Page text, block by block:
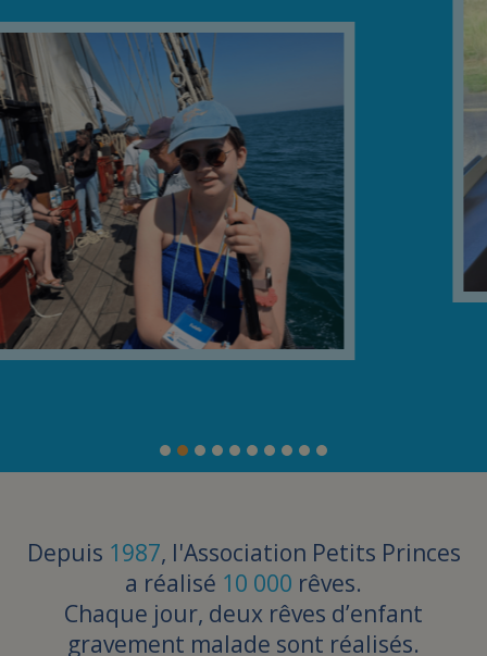
FAIRE UN DON
ASSURANCE VIE/LEGS
ESPACE PRESSE
JE DEVIENS
BÉNÉVOLE
UN PETIT PRINCE
Depuis 1987, l'Association Petits Princes
a réalisé 10 000 rêves.
Chaque jour, deux rêves d’enfant
gravement malade sont réalisés.